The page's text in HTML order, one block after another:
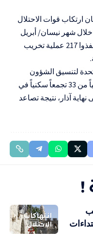
ارتكاب قوات الاحتلال
1637 اعتداء خلال شهر نيسان/ أبريل
الماضي، مشيرة إلى أن المستوطنين نفذوا 217 عملية تخريب
لتنسيق الشؤون
) تهجير 1697 فلسطينياً من 33 تجمعاً سكنياً في
منذ بداية عام 2026 وحتى نهاية آذار، نتيجة تصاعد
!
انتهاكات
الاحتلال